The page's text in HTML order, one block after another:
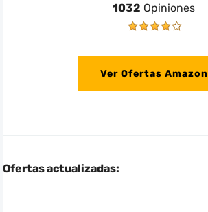
1032 Opiniones
Ver Ofertas Amazon
Ofertas actualizadas: